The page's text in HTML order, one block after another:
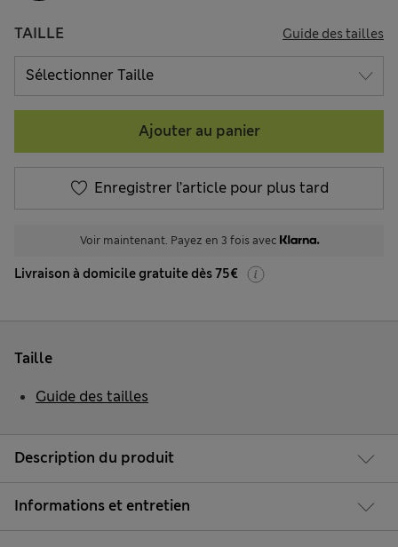
TAILLE Guide des tailles
Ajouter au panier
Enregistrer l’article pour plus tard
Voir maintenant. Payez en 3 fois avec
Livraison à domicile gratuite dès 75€
Description du produit
Informations et entretien
Taille
Guide des tailles